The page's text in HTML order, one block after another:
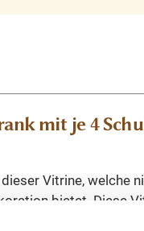
mit je 4
Vitrine, welche
bietet. Diese
gute Figur macht.